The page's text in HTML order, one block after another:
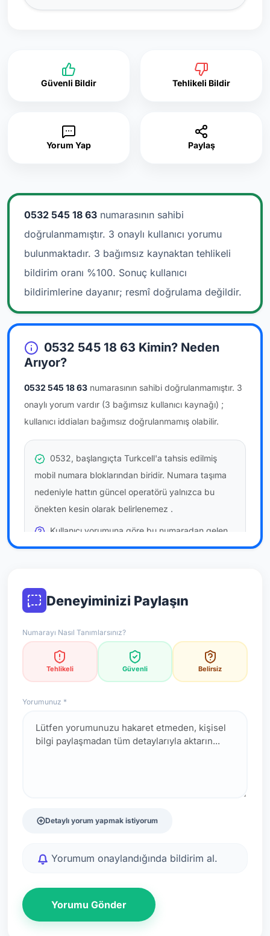
Güvenli Bildir Tehlikeli Bildir
Yorum Yap Paylaş
0532 545 18 63 numarasının sahibi
doğrulanmamıştır. 3 onaylı kullanıcı yorumu
bulunmaktadır. 3 bağımsız kaynaktan tehlikeli
bildirim oranı %100. Sonuç kullanıcı
bildirimlerine dayanır; resmî doğrulama değildir.
0532 545 18 63 Kimin? Neden
Arıyor?
0532 545 18 63 numarasının sahibi doğrulanmamıştır. 3
onaylı yorum vardır (3 bağımsız kullanıcı kaynağı) ;
kullanıcı iddiaları bağımsız doğrulanmamış olabilir.
0532, başlangıçta Turkcell'a tahsis edilmiş
mobil numara bloklarından biridir. Numara taşıma
nedeniyle hattın güncel operatörü yalnızca bu
önekten kesin olarak belirlenemez .
Kullanıcı yorumuna göre bu numaradan gelen
çağrılaratemkinli yaklaşmanızönerilir; bu bir site
resmi doğrulama niteliği taşımaz.
*Not: Değerlendirmeler onaylı kullanıcı yorumlarına göre
güncellenir.
Deneyiminizi Paylaşın
Numarayı Nasıl Tanımlarsınız?
Tehlikeli Güvenli Belirsiz
Yorumunuz *
Detaylı yorum yapmak istiyorum
Yorumum onaylandığında bildirim al.
Yorumu Gönder